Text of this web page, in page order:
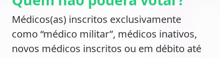
Médicos(as) inscritos exclusivamente
como “médico militar”, médicos inativos,
novos médicos inscritos ou em débito até